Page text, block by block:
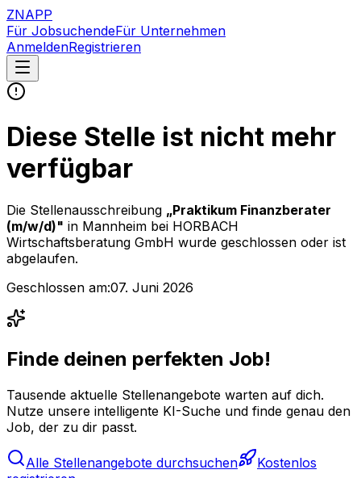
ZNAPP
Für JobsuchendeFür Unternehmen
AnmeldenRegistrieren
Diese Stelle ist nicht mehr
verfügbar
Die Stellenausschreibung „Praktikum Finanzberater
(m/w/d)" in Mannheim bei HORBACH
Wirtschaftsberatung GmbH wurde geschlossen oder ist
abgelaufen.
Geschlossen am:07. Juni 2026
Finde deinen perfekten Job!
Tausende aktuelle Stellenangebote warten auf dich.
Nutze unsere intelligente KI-Suche und finde genau den
Job, der zu dir passt.
Alle Stellenangebote durchsuchen
Kostenlos